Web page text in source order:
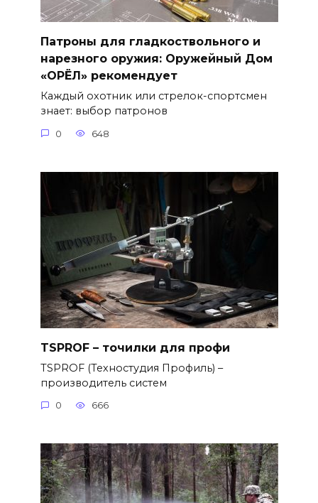
Патроны для гладкоствольного и
нарезного оружия: Оружейный Дом
«ОРЁЛ» рекомендует
Каждый охотник или стрелок-спортсмен
знает: выбор патронов
0 648
TSPROF – точилки для профи
TSPROF (Техностудия Профиль) –
производитель систем
0 666